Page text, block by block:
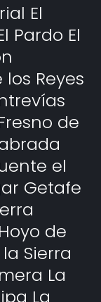
El
Pardo El
Reyes
de
el
Getafe
de
Sierra
La
La